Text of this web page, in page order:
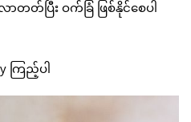
တတ်ပြီး ဝက်ခြံ ဖြစ်နိုင်စေပါ
ကြည့်ပါ